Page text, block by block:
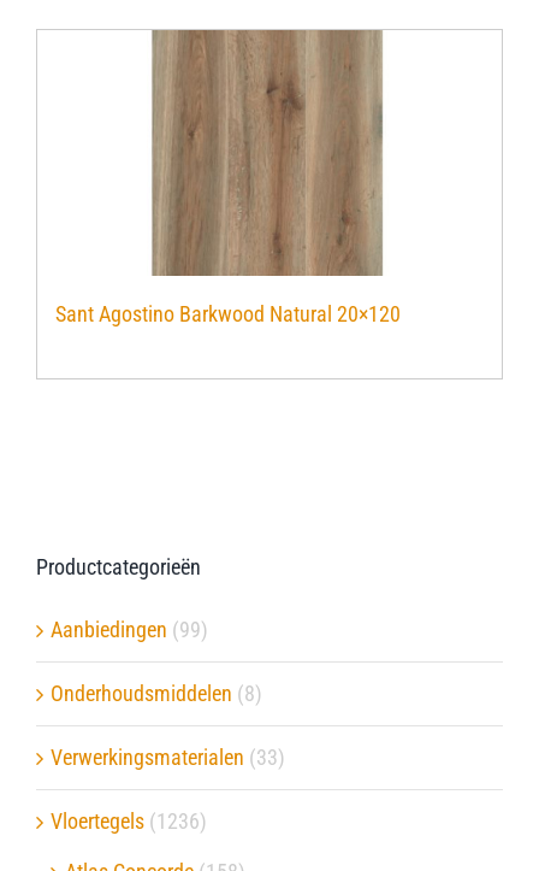
Sant Agostino Barkwood Natural 20×120
Productcategorieën
Aanbiedingen (99)
Onderhoudsmiddelen (8)
Verwerkingsmaterialen (33)
Vloertegels (1236)